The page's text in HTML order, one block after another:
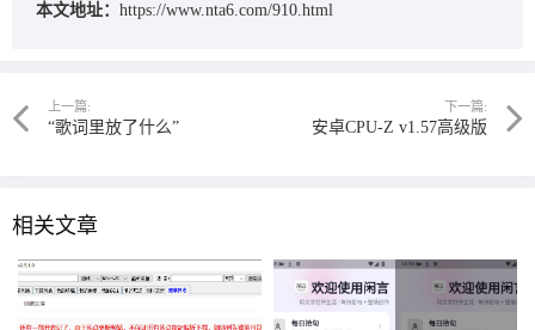
本文地址： https://www.nta6.com/910.html
上一篇:
“歌词里放了什么”
下一篇:
安卓CPU-Z v1.57高级版
相关文章